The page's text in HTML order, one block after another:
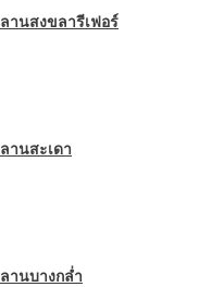
านสงขลารีเฟอร์
านสะเดา
านบางกล่ำ